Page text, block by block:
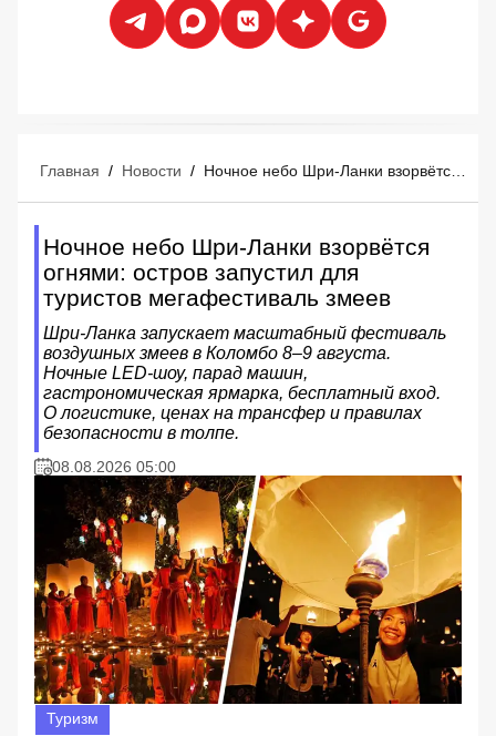
Главная / Новости / Ночное небо Шри-Ланки взорвётся огнями: остров запустил для туристов мегафестиваль змеев
Ночное небо Шри-Ланки взорвётся
огнями: остров запустил для
туристов мегафестиваль змеев
Шри-Ланка запускает масштабный фестиваль
воздушных змеев в Коломбо 8–9 августа.
Ночные LED-шоу, парад машин,
гастрономическая ярмарка, бесплатный вход.
О логистике, ценах на трансфер и правилах
безопасности в толпе.
08.08.2026 05:00
Туризм